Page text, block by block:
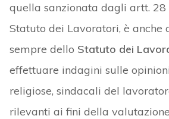
quella sanzionata dagli artt. 28
Statuto dei Lavoratori, è anche
sempre dello Statuto dei
effettuare indagini sulle
religiose, sindacali del
rilevanti ai fini della